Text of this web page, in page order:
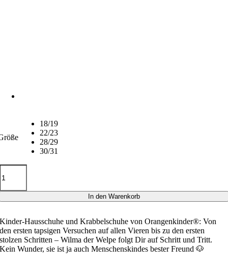
18/19
22/23
28/29
30/31
In den Warenkorb
Kinder-Hausschuhe und Krabbelschuhe von Orangenkinder®: Von
den ersten tapsigen Versuchen auf allen Vieren bis zu den ersten
stolzen Schritten – Wilma der Welpe folgt Dir auf Schritt und Tritt.
Kein Wunder, sie ist ja auch Menschenskindes bester Freund 🐶